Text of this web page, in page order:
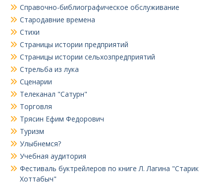
Справочно-библиографическое обслуживание
Стародавние времена
Стихи
Страницы истории предприятий
Страницы истории сельхозпредприятий
Стрельба из лука
Сценарии
Телеканал "Сатурн"
Торговля
Трясин Ефим Федорович
Туризм
Улыбнемся?
Учебная аудитория
Фестиваль буктрейлеров по книге Л. Лагина "Старик
Хоттабыч"